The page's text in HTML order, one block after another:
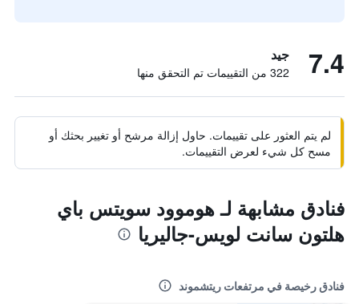
7.4 جيد
322 من التقييمات تم التحقق منها
لم يتم العثور على تقييمات. حاول إزالة مرشح أو تغيير بحثك أو
مسح كل شيء لعرض التقييمات.
فنادق مشابهة لـ هوموود سويتس باي
هلتون سانت لويس-جاليريا
فنادق رخيصة في مرتفعات ريتشموند